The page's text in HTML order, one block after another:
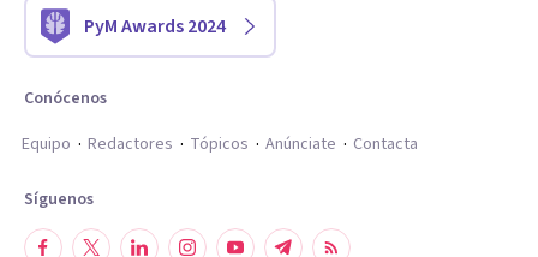
PyM Awards 2024
Conócenos
Equipo
Redactores Tópicos Anúnciate Contacta
Síguenos